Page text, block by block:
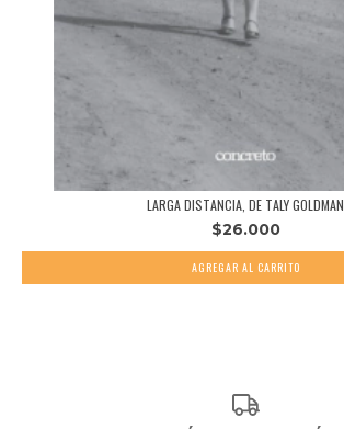
LARGA DISTANCIA, DE TALY GOLDMAN
$26.000